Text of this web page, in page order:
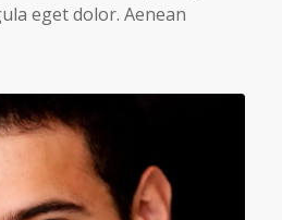
eget dolor. Aenean